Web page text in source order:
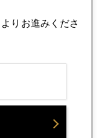
りお進みくださ